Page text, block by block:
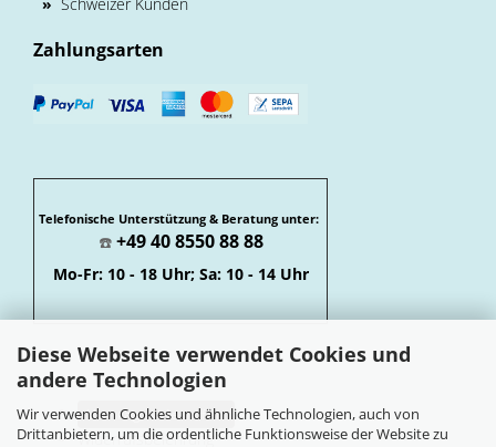
Diese Webseite verwendet Cookies und
andere Technologien
Wir verwenden Cookies und ähnliche Technologien, auch von
Drittanbietern, um die ordentliche Funktionsweise der Website zu
Zahlungsarten
Telefonische Unterstützung & Beratung unter:
☎️ +49 40 8550 88 88
Mo-Fr: 10 - 18 Uhr; Sa: 10 - 14 Uhr
Vertrag widerrufen
Widerrufsbelehrung